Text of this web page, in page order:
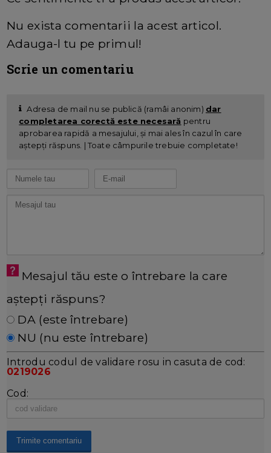
Nu exista comentarii la acest articol.
Adauga-l tu pe primul!
Scrie un comentariu
Adresa de mail nu se publică (ramâi anonim) dar
completarea corectă este necesară pentru
aprobarea rapidă a mesajului, și mai ales în cazul în care
aștepți răspuns. | Toate câmpurile trebuie completate!
Mesajul tău este o întrebare la care
aștepți răspuns?
DA (este întrebare)
NU (nu este întrebare)
Introdu codul de validare rosu in casuta de cod:
0219026
Cod: